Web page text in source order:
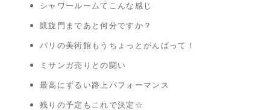
シャワールームてこんな感じ
凱旋門まであと何分ですか？
パリの美術館もうちょっとがんばって！
ミサンガ売りとの闘い
最高にずるい路上パフォーマンス
残りの予定もこれで決定☆